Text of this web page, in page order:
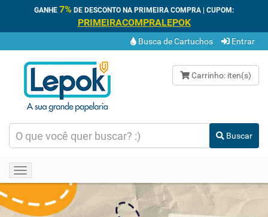
GANHE 7% DE DESCONTO NA PRIMEIRA COMPRA | CUPOM:
PRIMEIRACOMPRALEPOK
Busca de Cartuchos Entrar
Carrinho: iten(s)
Buscar
Toggle
navigation